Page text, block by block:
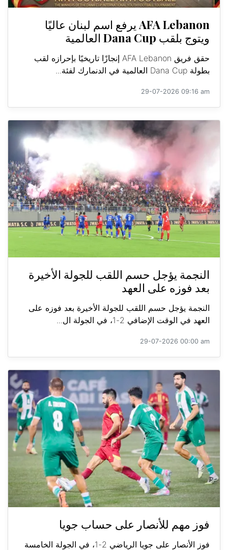
AFA Lebanon يرفع اسم لبنان عاليًا
ويتوج بلقب Dana Cup العالمية
حقق فريق AFA Lebanon إنجازًا تاريخيًا بإحرازه لقب
بطولة Dana Cup العالمية في الدنمارك لفئة...
29-07-2026 09:16 am
النجمة يؤجل حسم اللقب للجولة الأخيرة
بعد فوزه على العهد
النجمة يؤجل حسم اللقب للجولة الأخيرة بعد فوزه على
العهد في الوقت الإضافي 2-1، في الجولة ال...
29-07-2026 00:00 am
فوز مهم للأنصار على حساب جويا
فوز الأنصار على جويا الرياضي 2-1، في الجولة الخامسة